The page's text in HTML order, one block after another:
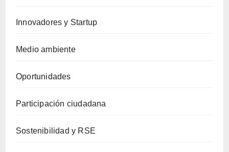
Innovadores y Startup
Medio ambiente
Oportunidades
Participación ciudadana
Sostenibilidad y RSE